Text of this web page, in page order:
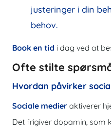
justeringer i din
behov.
Book en tid i dag ved at
Ofte stilte
Hvordan påvirker
Sociale medier aktiverer
Det frigiver dopamin, som